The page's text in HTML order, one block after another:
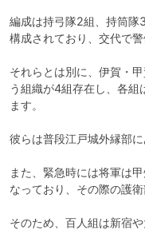
編成は持弓隊2組、持筒
構成されており、交代で警
それらとは別に、伊賀・
う組織が4組存在し、各
ます。
彼らは普段江戸城外縁部
また、緊急時には将軍は
なっており、その際の護衛
そのため、百人組は新宿